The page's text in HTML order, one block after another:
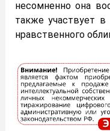
несомненно она
также участвует в
нравственного